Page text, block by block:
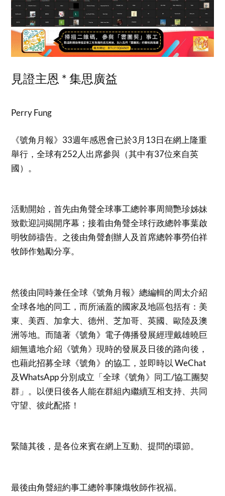
見證主恩 * 集思廣益
Perry Fung
《號角月報》33週年感恩會已於3月13日在網上隆重
舉行，全球有252人出席參與（其中有37位來自英
國）。
活動開始，首先由角聲全球事工總幹事周簡艷珍姊妹
致歡迎詞揭開序幕；接着由角聲全球行政總幹事葉啟
明牧師禱告。之後由角聲創辦人及首席總幹事勞伯祥
牧師作勉勵分享。
然後由同時兼任全球《號角月報》總編輯的周太介紹
全球各地的同工，而所涵蓋的國家及地區包括有：美
東、美西、加拿大、德州、芝加哥、英國、歐陸及澳
洲等地。而隨著《號角》電子傳播發展經理戴雄曉巨
細無遺地介紹《號角》現時的發展及日後的路向後，
也藉此招募全球《號角》的協工，並即時以 WeChat
及WhatsApp 分別成立「全球《號角》同工/協工團契
群」。以便日後各人能在群組內繼續互相支持、共同
守望、彼此配搭！
緊隨其後，是各位來賓在網上互動、提問的環節。
最後由角聲紐約事工總幹事陳熾牧師作祝福。